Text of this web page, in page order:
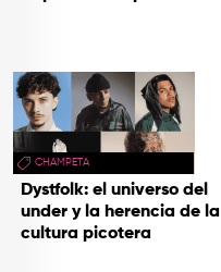
CHAMPETA
Dystfolk: el universo del
under y la herencia de la
cultura picotera